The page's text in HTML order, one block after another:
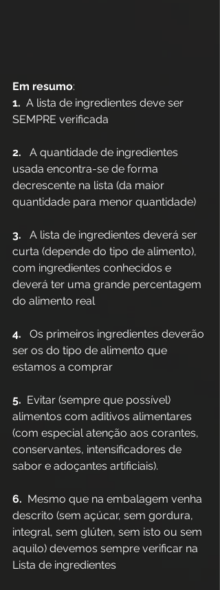
Em resumo:
1.
  A lista de ingredientes deve ser
SEMPRE verificada
2.
A quantidade de ingredientes
usada encontra-se de forma
decrescente na lista (da maior
quantidade para menor quantidade)
3.
   A lista de ingredientes deverá ser
curta (depende do tipo de alimento),
com ingredientes conhecidos e
deverá ter uma grande percentagem
do alimento real
4.
   Os primeiros ingredientes deverão
ser os do tipo de alimento que
estamos a comprar
5.
  Evitar (sempre que possível)
alimentos com aditivos alimentares
(com especial atenção aos corantes,
conservantes, intensificadores de
sabor e adoçantes artificiais).
6. Mesmo que na embalagem venha
descrito (sem açúcar, sem gordura,
integral, sem glúten, sem isto ou sem
aquilo) devemos sempre verificar na
Lista de ingredientes